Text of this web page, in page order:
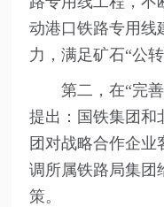
动港口铁路专用线
力，满足矿石“公
第二，在“完善
提出：国铁集团和
团对战略合作企
调所属铁路局集团
策。